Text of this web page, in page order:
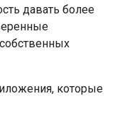
давать более
которые